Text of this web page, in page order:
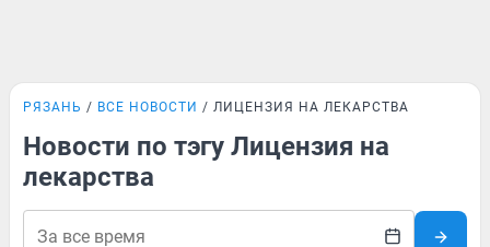
РЯЗАНЬ ВСЕ НОВОСТИ ЛИЦЕНЗИЯ НА ЛЕКАРСТВА
Новости по тэгу Лицензия на
лекарства